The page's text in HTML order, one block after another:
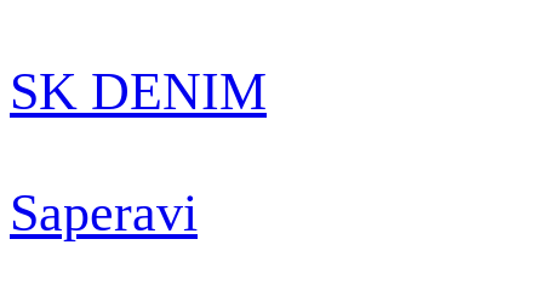
SK DENIM
Saperavi